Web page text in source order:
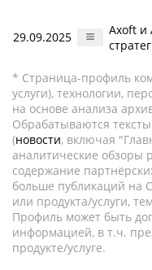
29.09.2025
Axoft и
* Страница-профиль
услуги), технологии,
на основе анализа
Обрабатываются
(новости, включая
аналитические обзоры
содержание
больше публикаций на
или продукта/услуги,
Профиль может быть
информацией, в т.ч.
продукте/услуге.